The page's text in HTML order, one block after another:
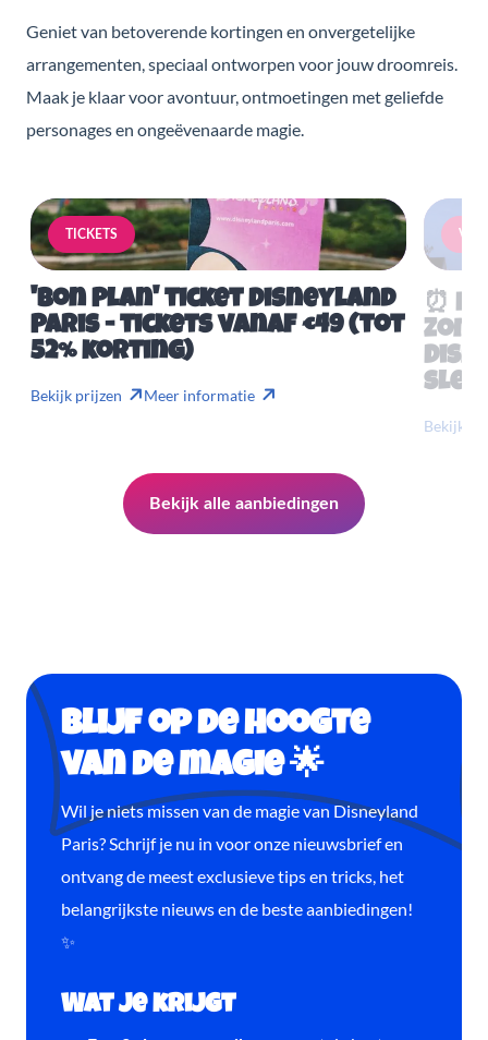
Geniet van betoverende kortingen en onvergetelijke
arrangementen, speciaal ontworpen voor jouw droomreis.
Maak je klaar voor avontuur, ontmoetingen met geliefde
personages en ongeëvenaarde magie.
TICKETS
'Bon Plan' ticket Disneyland
Paris - tickets vanaf €49 (tot
52% korting)
Bekijk prijzen Meer informatie
⏰
Bekijk
Bekijk alle aanbiedingen
Blijf op de hoogte
van de magie 🌟
Wil je niets missen van de magie van Disneyland
Paris? Schrijf je nu in voor onze nieuwsbrief en
ontvang de meest exclusieve tips en tricks, het
belangrijkste nieuws en de beste aanbiedingen!
✨
Wat je krijgt